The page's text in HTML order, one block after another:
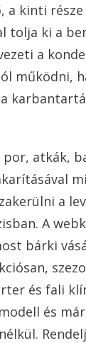
a kinti
tolja ki a
a
működni,
por, atkák,
a
A
bárki
és fali
és